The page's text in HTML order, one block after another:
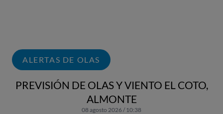
ALERTAS DE OLAS
PREVISIÓN DE OLAS Y VIENTO EL COTO,
ALMONTE
08 agosto 2026 / 10:38